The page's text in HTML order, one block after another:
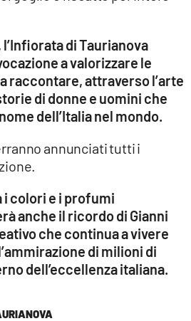
di Taurianova
a valorizzare le
raccontare, attraverso l’arte
di donne e uomini che
dell’Italia nel mondo.
annunciati tutti i
i colori e i profumi
anche il ricordo di Gianni
che continua a vivere
di milioni di
dell’eccellenza italiana.